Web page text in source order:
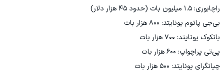
راچابوری: ۱.۵ میلیون بات (حدود ۴۵ هزار دلار)
بی‌جی پاتوم یونایتد: ۸۰۰ هزار بات
بانکوک یونایتد: ۷۰۰ هزار بات
پی‌تی پراچواپ: ۶۰۰ هزار بات
چیانگرای یونایتد: ۵۰۰ هزار بات